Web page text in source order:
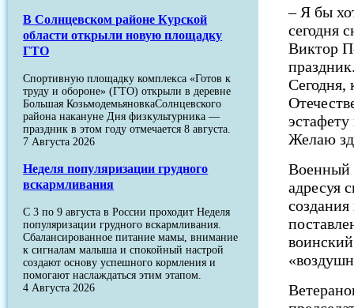
В Солнцевском районе Курской
области открыли новую площадку
ГТО
Спортивную площадку комплекса «Готов к
труду и обороне» (ГТО) открыли в деревне
Большая КозьмодемьяновкаСолнцевского
района накануне Дня физкультурника —
праздник в этом году отмечается 8 августа.
7 Августа 2026
Неделя популяризации грудного
вскармливания
С 3 по 9 августа в России проходит Неделя
популяризации грудного вскармливания.
Сбалансированное питание мамы, внимание
к сигналам малыша и спокойный настрой
создают основу успешного кормления и
помогают наслаждаться этим этапом.
4 Августа 2026
– Я бы
сегодня
Виктор
Сегодня,
Желаю
Военный
адресуя